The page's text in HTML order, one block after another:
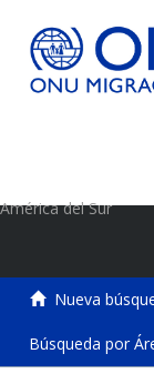
América del Sur
Nueva
Búsqueda por